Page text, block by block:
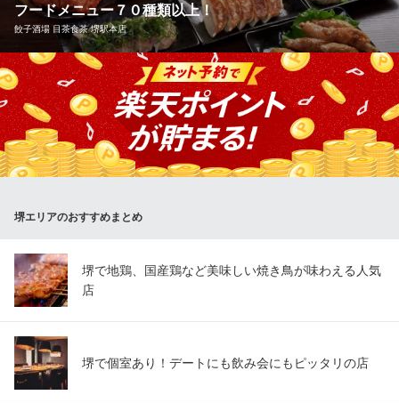
本格中華・中国料理 味亭
中華料理／上海料理
阪堺電気軌道阪堺線宿院駅 徒歩3分
大阪府堺市堺区大町東2-1-14
フードメニュー７０種類以上！
餃子酒場 目茶食茶 堺駅本店
フードメニューは７０種類以上！創作餃子は２０種類以上をご用
意しております！ ６０種類以上のドリンクメニューは飲み放題も
可能！ 総席数５２席完全個室も２部屋ご用意しておりますのでプ
ライベート飲み会にも最適！
南海本線堺駅 徒歩2分
堺エリアのおすすめまとめ
堺で地鶏、国産鶏など美味しい焼き鳥が味わえる人気
店
堺で個室あり！デートにも飲み会にもピッタリの店